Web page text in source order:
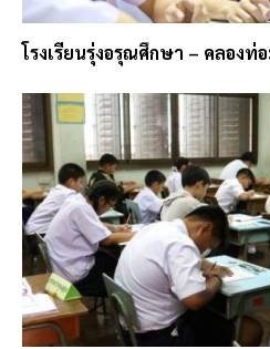
โรงเรียนรุ่งอรุณศึกษา – คลองท่